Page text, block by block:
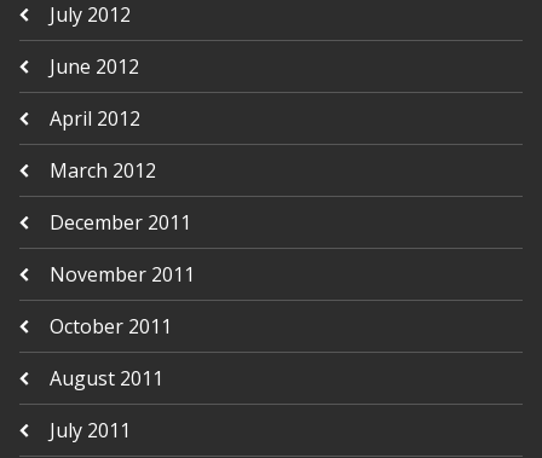
July 2012
June 2012
April 2012
March 2012
December 2011
November 2011
October 2011
August 2011
July 2011